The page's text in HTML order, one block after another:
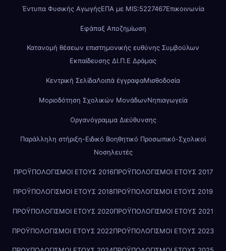
Έντυπα Φυσικής ΑγωγήςΕΠΑ με MIS:5227467Επικοινωνία
Εφάπαξ Αποζημίωση
Κατανομή θέσεων επιστημονικής ευθύνης Συμβούλων
Εκπαίδευσης ΔΙ.Π.Ε Δράμας
Κεντρική ΣελίδαΛοιπά έγγραφαΜισθοδοσία
Μοριοδότηση Σχολικών ΜονάδωνΝηπιαγωγεία
Οργανόγραμμα Διεύθυνσης
Παράλληλη στήριξη-Ειδικό Βοηθητικό Προσωπικό-Σχολικοί
Νοσηλευτές
ΠΡΟΫΠΟΛΟΓΙΣΜΟΙ ΕΤΟΥΣ 2016ΠΡΟΫΠΟΛΟΓΙΣΜΟΙ ΕΤΟΥΣ 2017
ΠΡΟΫΠΟΛΟΓΙΣΜΟΙ ΕΤΟΥΣ 2018ΠΡΟΫΠΟΛΟΓΙΣΜΟΙ ΕΤΟΥΣ 2019
ΠΡΟΫΠΟΛΟΓΙΣΜΟΙ ΕΤΟΥΣ 2020ΠΡΟΫΠΟΛΟΓΙΣΜΟΙ ΕΤΟΥΣ 2021
ΠΡΟΫΠΟΛΟΓΙΣΜΟΙ ΕΤΟΥΣ 2022ΠΡΟΫΠΟΛΟΓΙΣΜΟΙ ΕΤΟΥΣ 2023